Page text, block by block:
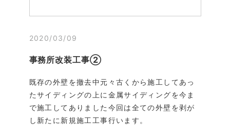
2020/03/09
事務所改装工事②
既存の外壁を撤去中元々古くから施工してあっ
たサイディングの上に金属サイディングを今ま
で施工してありました今回は全ての外壁を剥が
し新たに新規施工工事行います。